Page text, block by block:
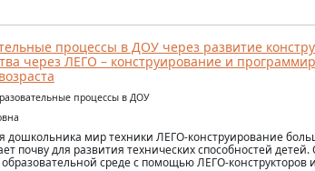
процессы в ДОУ через развитие
через ЛЕГО – конструирование и
процессы в ДОУ
дошкольника мир техники ЛЕГО-конструирование
почву для развития технических способностей
среде с помощью ЛЕГО-конструкторов